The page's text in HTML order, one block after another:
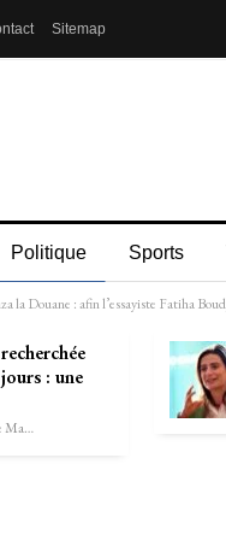
Sitemap
Politique Sports
Douane : afin l’essayiste Fatiha
: une
Sébastien-Étienne Marechal